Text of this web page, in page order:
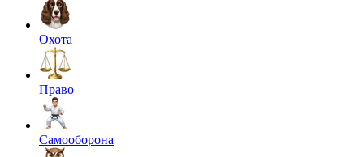
Охота
Право
Самооборона